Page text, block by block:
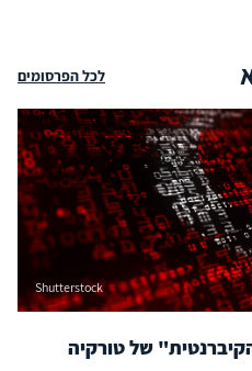
לכל הפרסומים
Shutterstock
של טורקיה